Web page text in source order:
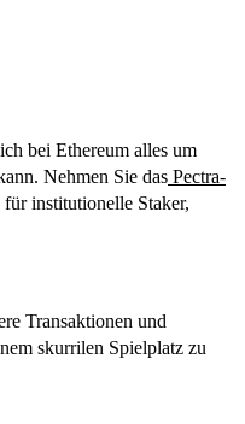
bei Ethereum alles um
Nehmen Sie das Pectra-
institutionelle Staker,
Transaktionen und
skurrilen Spielplatz zu